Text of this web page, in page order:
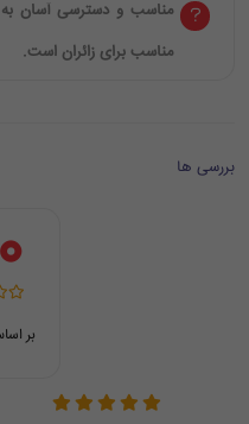
مناسب و دسترسی آسان به
مناسب برای زائران است.
بررسی ها
بر اساس 7